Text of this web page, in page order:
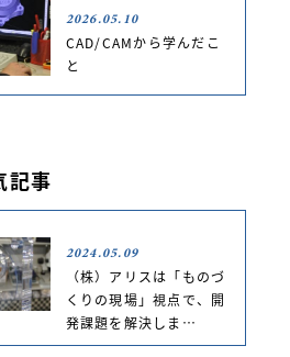
2026.05.10
CAD/CAMから学んだこ
と
記事
2024.05.09
（株）アリスは「ものづ
くりの現場」視点で、開
発課題を解決しま…